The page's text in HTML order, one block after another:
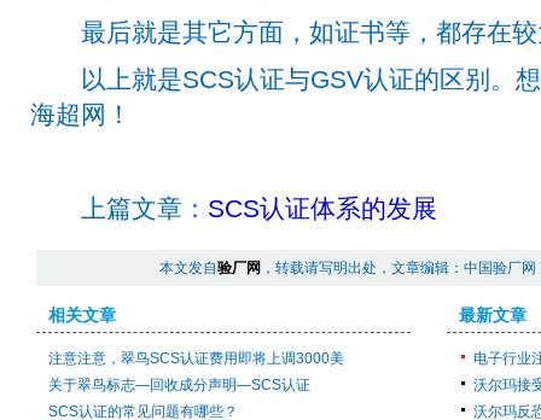
最后就是其它方面，如证书等，都存在较
以上就是SCS认证与GSV认证的区别。想
海超网！
上篇文章： SCS认证体系的发展
本文发自验厂网 ，转载请写明出处，文章编辑：中国验厂
相关文章
注意注意，翠鸟SCS认证费用即将上调3000美
关于翠鸟标志—回收成分声明—SCS认证
SCS认证的常见问题有哪些？
最新文章
电子行业
沃尔玛接
沃尔玛反